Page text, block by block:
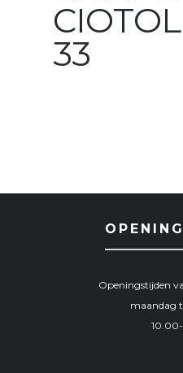
33
Openingstijden
maandag